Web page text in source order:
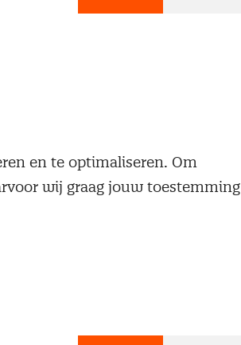
en te optimaliseren. Om
wij graag jouw toestemming